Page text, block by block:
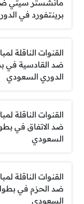
مانشستر سيتي
برينتفورد في
القنوات الناقلة
ضد القادسية في
الدوري السعودي
القنوات الناقلة
ضد الاتفاق في
السعودي
القنوات الناقلة
ضد الحزم في
السعودي